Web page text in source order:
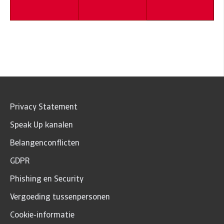
Privacy Statement
Speak Up kanalen
Belangenconflicten
GDPR
Phishing en Security
Vergoeding tussenpersonen
Cookie-informatie